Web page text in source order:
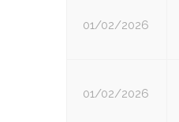
01/02/2026
01/02/2026